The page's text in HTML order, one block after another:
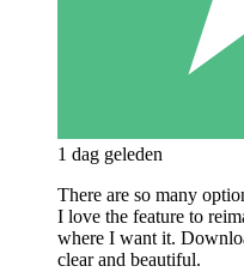
1 dag geleden
There are so many
I love the feature to
where I want it.
clear and beautiful.